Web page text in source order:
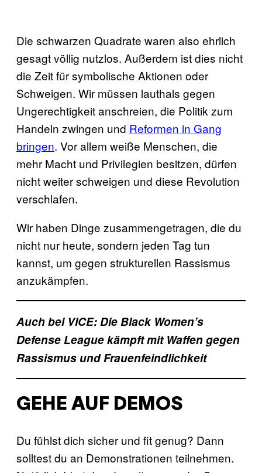
Die schwarzen Quadrate waren also ehrlich
gesagt völlig nutzlos. Außerdem ist dies nicht
die Zeit für symbolische Aktionen oder
Schweigen. Wir müssen lauthals gegen
Ungerechtigkeit anschreien, die Politik zum
Handeln zwingen und Reformen in Gang
bringen. Vor allem weiße Menschen, die
mehr Macht und Privilegien besitzen, dürfen
nicht weiter schweigen und diese Revolution
verschlafen.
Wir haben Dinge zusammengetragen, die du
nicht nur heute, sondern jeden Tag tun
kannst, um gegen strukturellen Rassismus
anzukämpfen.
Auch bei VICE:Die Black Women’s
Defense League kämpft mit Waffen gegen
Rassismus und Frauenfeindlichkeit
GEHE AUF DEMOS
Du fühlst dich sicher und fit genug? Dann
solltest du an Demonstrationen teilnehmen.